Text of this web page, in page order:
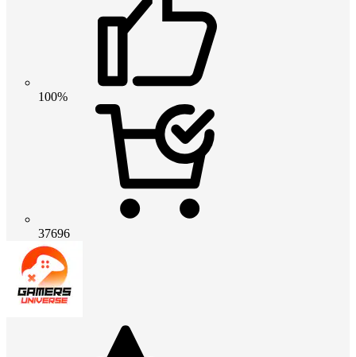
100%
37696